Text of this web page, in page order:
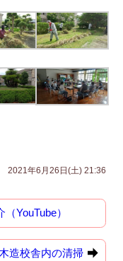
2021年6月26日(土) 21:36
YouTube）
造校舎内の清掃